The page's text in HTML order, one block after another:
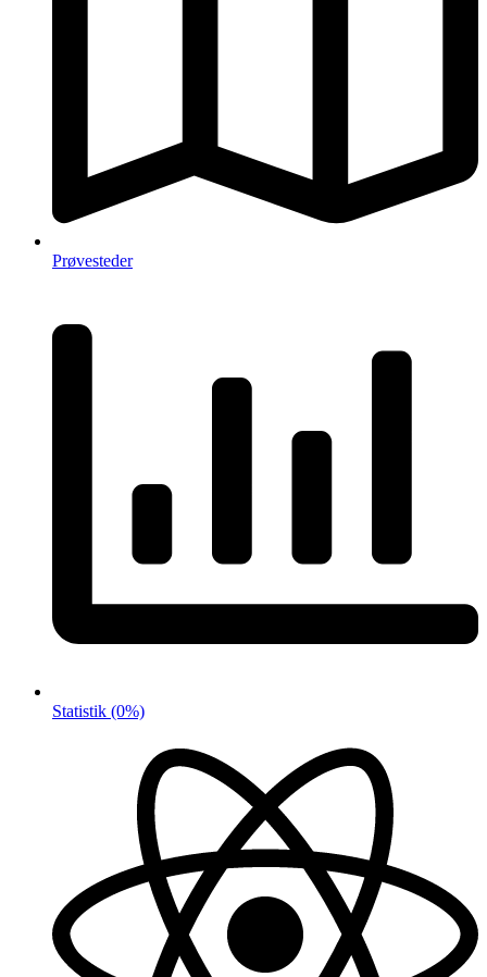
Prøvesteder
Statistik (0%)